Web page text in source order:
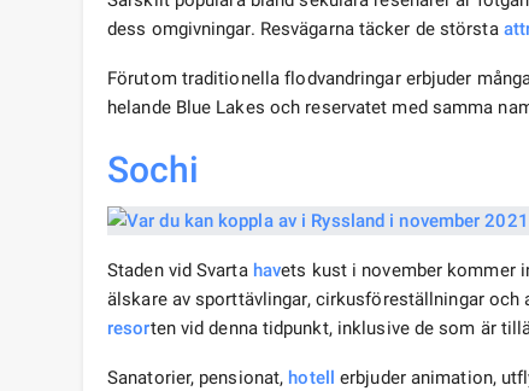
dess omgivningar. Resvägarna täcker de största
Förutom traditionella flodvandringar erbjuder
helande Blue Lakes och reservatet med samma
Sochi
Staden vid Svarta havets kust i november kommer
älskare av sporttävlingar, cirkusföreställningar
resorten vid denna tidpunkt, inklusive de som är
Sanatorier, pensionat, hotell erbjuder animation,